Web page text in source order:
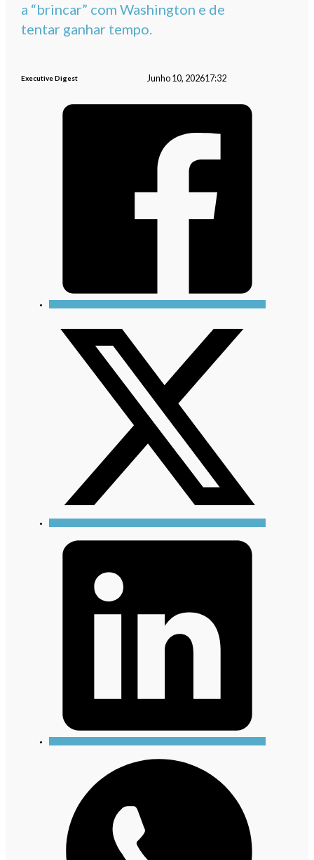
a “brincar” com Washington e de
tentar ganhar tempo.
Executive Digest Junho 10, 202617:32